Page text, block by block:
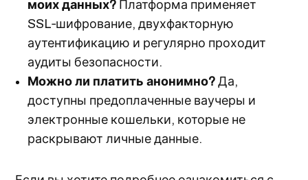
моих данных? Платформа применяет
SSL‑шифрование, двухфакторную
аутентификацию и регулярно проходит
аудиты безопасности.
Можно ли платить анонимно? Да,
доступны предоплаченные ваучеры и
электронные кошельки, которые не
раскрывают личные данные.